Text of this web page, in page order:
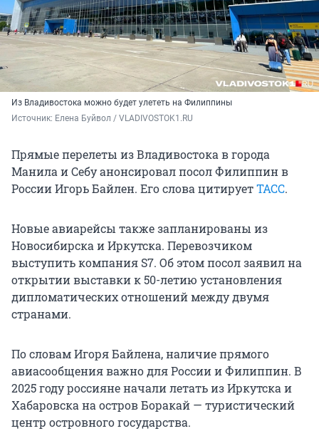
Из Владивостока можно будет улететь на Филиппины
Источник: Елена Буйвол / VLADIVOSTOK1.RU
Прямые перелеты из Владивостока в города
Манила и Себу анонсировал посол Филиппин в
России Игорь Байлен. Его слова цитируетТАСС.
Новые авиарейсы также запланированы из
Новосибирска и Иркутска. Перевозчиком
выступить компания S7. Об этом посол заявил на
открытии выставки к 50-летию установления
дипломатических отношений между двумя
странами.
По словам Игоря Байлена, наличие прямого
авиасообщения важно для России и Филиппин. В
2025 году россияне начали летать из Иркутска и
Хабаровска на остров Боракай — туристический
центр островного государства.